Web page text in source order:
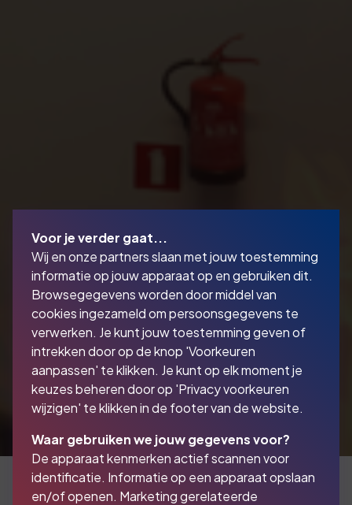
Voor je verder gaat...
Wij en onze partners slaan met jouw toestemming
informatie op jouw apparaat op en gebruiken dit.
Browsegegevens worden door middel van
cookies ingezameld om persoonsgegevens te
verwerken. Je kunt jouw toestemming geven of
intrekken door op de knop 'Voorkeuren
aanpassen' te klikken. Je kunt op elk moment je
keuzes beheren door op 'Privacy voorkeuren
wijzigen' te klikken in de footer van de website.
Waar gebruiken we jouw gegevens voor?
De apparaat kenmerken actief scannen voor
identificatie. Informatie op een apparaat opslaan
en/of openen. Marketing gerelateerde